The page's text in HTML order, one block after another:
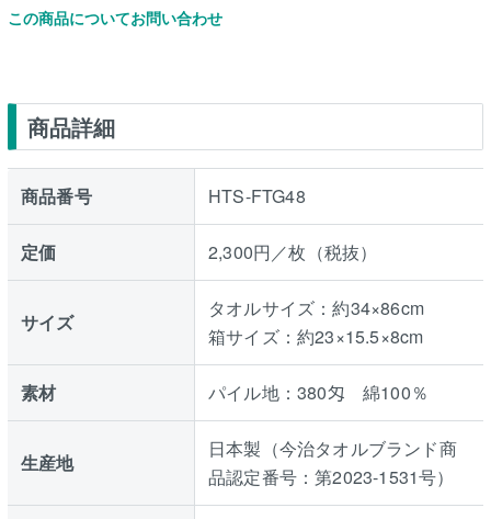
この商品についてお問い合わせ
商品詳細
商品番号 HTS-FTG48
定価 2,300円／枚（税抜）
サイズ
タオルサイズ：約34×86cm
箱サイズ：約23×15.5×8cm
素材 パイル地：380匁 綿100％
生産地
日本製（今治タオルブランド商
品認定番号：第2023-1531号）